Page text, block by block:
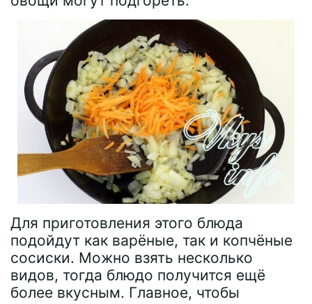
Для приготовления этого блюда
подойдут как варёные, так и копчёные
сосиски. Можно взять несколько
видов, тогда блюдо получится ещё
более вкусным. Главное, чтобы